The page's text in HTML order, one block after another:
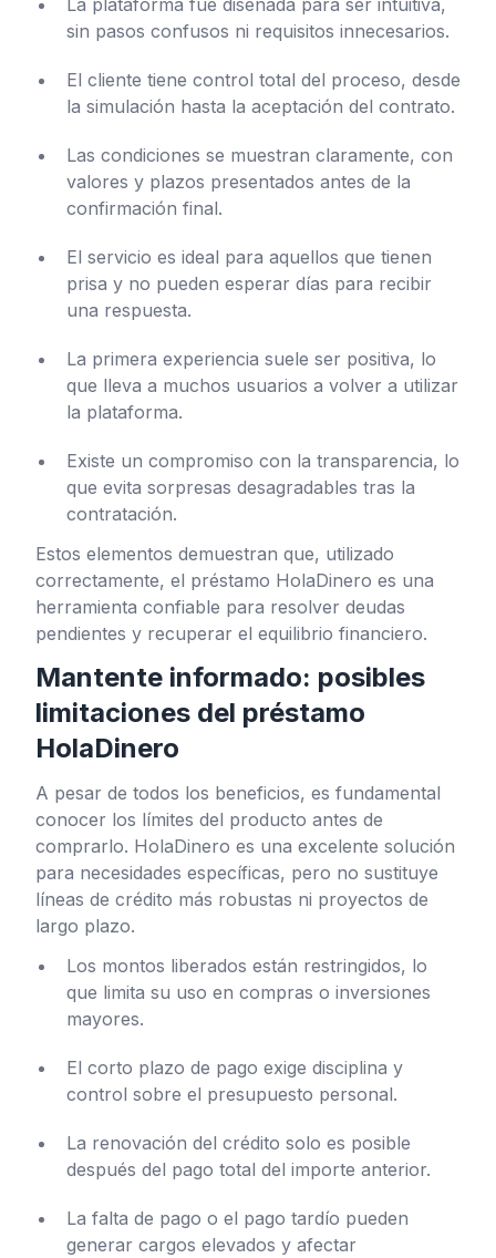
sin pasos confusos ni requisitos innecesarios.
El cliente tiene control total del proceso, desde
la simulación hasta la aceptación del contrato.
Las condiciones se muestran claramente, con
valores y plazos presentados antes de la
confirmación final.
El servicio es ideal para aquellos que tienen
prisa y no pueden esperar días para recibir
una respuesta.
La primera experiencia suele ser positiva, lo
que lleva a muchos usuarios a volver a utilizar
la plataforma.
Existe un compromiso con la transparencia, lo
que evita sorpresas desagradables tras la
contratación.
Estos elementos demuestran que, utilizado
correctamente, el préstamo HolaDinero es una
herramienta confiable para resolver deudas
pendientes y recuperar el equilibrio financiero.
Mantente informado: posibles
limitaciones del préstamo
HolaDinero
A pesar de todos los beneficios, es fundamental
conocer los límites del producto antes de
comprarlo. HolaDinero es una excelente solución
para necesidades específicas, pero no sustituye
líneas de crédito más robustas ni proyectos de
largo plazo.
Los montos liberados están restringidos, lo
que limita su uso en compras o inversiones
mayores.
El corto plazo de pago exige disciplina y
control sobre el presupuesto personal.
La renovación del crédito solo es posible
después del pago total del importe anterior.
La falta de pago o el pago tardío pueden
generar cargos elevados y afectar